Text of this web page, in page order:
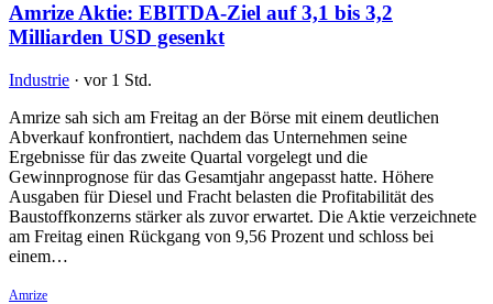
Amrize Aktie: EBITDA-Ziel auf 3,1 bis 3,2
Milliarden USD gesenkt
Industrie · vor 1 Std.
Amrize sah sich am Freitag an der Börse mit einem deutlichen
Abverkauf konfrontiert, nachdem das Unternehmen seine
Ergebnisse für das zweite Quartal vorgelegt und die
Gewinnprognose für das Gesamtjahr angepasst hatte. Höhere
Ausgaben für Diesel und Fracht belasten die Profitabilität des
Baustoffkonzerns stärker als zuvor erwartet. Die Aktie verzeichnete
am Freitag einen Rückgang von 9,56 Prozent und schloss bei
einem…
Amrize